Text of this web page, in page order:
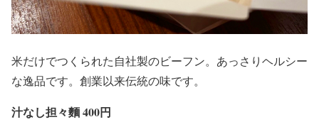
米だけでつくられた自社製のビーフン。あっさりヘルシー
な逸品です。創業以来伝統の味です。
汁なし担々麵 400円